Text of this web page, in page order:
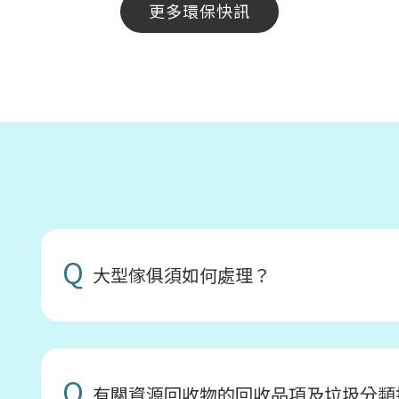
更多環保快訊
Q 大型傢俱須如何處理？
Q